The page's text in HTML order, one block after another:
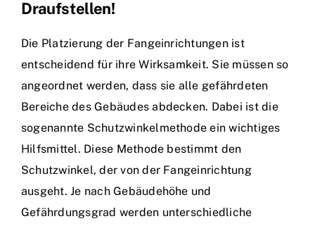
Draufstellen!
Die Platzierung der Fangeinrichtungen ist
entscheidend für ihre Wirksamkeit. Sie müssen so
angeordnet werden, dass sie alle gefährdeten
Bereiche des Gebäudes abdecken. Dabei ist die
sogenannte Schutzwinkelmethode ein wichtiges
Hilfsmittel. Diese Methode bestimmt den
Schutzwinkel, der von der Fangeinrichtung
ausgeht. Je nach Gebäudehöhe und
Gefährdungsgrad werden unterschiedliche